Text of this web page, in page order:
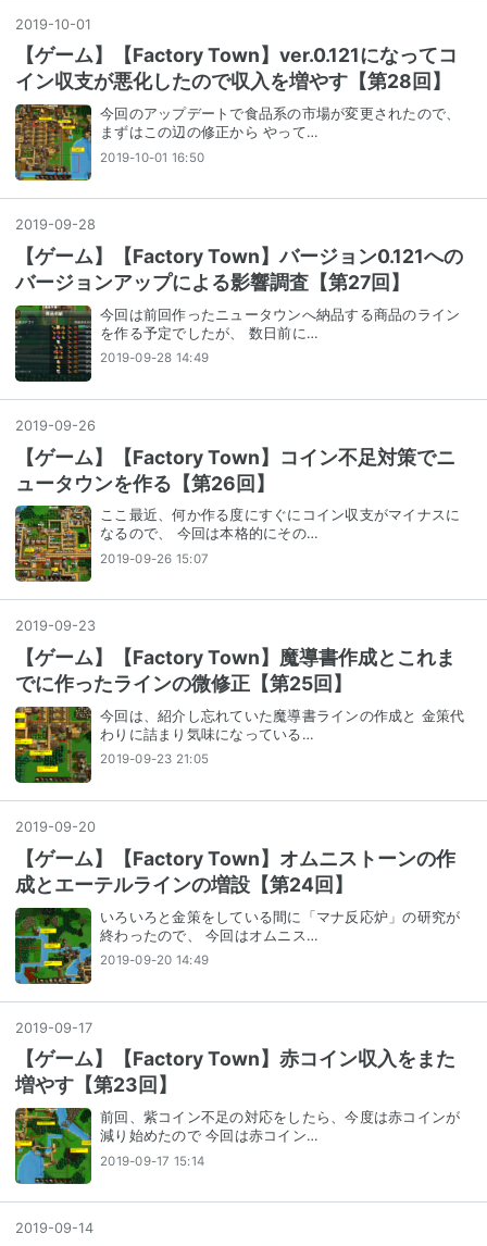
2019-10-01
【ゲーム】【Factory Town】ver.0.121になってコ
イン収支が悪化したので収入を増やす【第28回】
今回のアップデートで食品系の市場が変更されたので、
まずはこの辺の修正から やって…
2019-10-01 16:50
2019-09-28
【ゲーム】【Factory Town】バージョン0.121への
バージョンアップによる影響調査【第27回】
今回は前回作ったニュータウンへ納品する商品のライン
を作る予定でしたが、 数日前に…
2019-09-28 14:49
2019-09-26
【ゲーム】【Factory Town】コイン不足対策でニ
ュータウンを作る【第26回】
ここ最近、何か作る度にすぐにコイン収支がマイナスに
なるので、 今回は本格的にその…
2019-09-26 15:07
2019-09-23
【ゲーム】【Factory Town】魔導書作成とこれま
でに作ったラインの微修正【第25回】
今回は、紹介し忘れていた魔導書ラインの作成と 金策代
わりに詰まり気味になっている…
2019-09-23 21:05
2019-09-20
【ゲーム】【Factory Town】オムニストーンの作
成とエーテルラインの増設【第24回】
いろいろと金策をしている間に「マナ反応炉」の研究が
終わったので、 今回はオムニス…
2019-09-20 14:49
2019-09-17
【ゲーム】【Factory Town】赤コイン収入をまた
増やす【第23回】
前回、紫コイン不足の対応をしたら、今度は赤コインが
減り始めたので 今回は赤コイン…
2019-09-17 15:14
2019-09-14